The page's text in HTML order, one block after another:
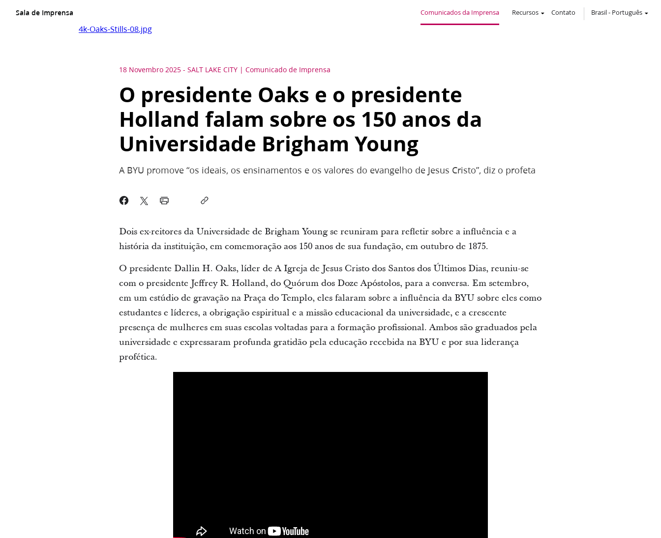
Sala de Imprensa Comunicados da Imprensa Recursos Contato Brasil- Português
4k-Oaks-Stills-08.jpg
18 Novembro 2025 - SALT LAKE CITY Comunicado de Imprensa
O presidente Oaks e o presidente
Holland falam sobre os 150 anos da
Universidade Brigham Young
A BYU promove “os ideais, os ensinamentos e os valores do evangelho de Jesus Cristo”, diz o profeta
Dois ex-reitores da Universidade de Brigham Young se reuniram para refletir sobre a influência e a
história da instituição, em comemoração aos 150 anos de sua fundação, em outubro de 1875.
O presidente Dallin H. Oaks, líder de A Igreja de Jesus Cristo dos Santos dos Últimos Dias, reuniu-se
com o presidente Jeffrey R. Holland, do Quórum dos Doze Apóstolos, para a conversa. Em setembro,
em um estúdio de gravação na Praça do Templo, eles falaram sobre a influência da BYU sobre eles como
estudantes e líderes, a obrigação espiritual e a missão educacional da universidade, e a crescente
presença de mulheres em suas escolas voltadas para a formação profissional. Ambos são graduados pela
universidade e expressaram profunda gratidão pela educação recebida na BYU e por sua liderança
profética.